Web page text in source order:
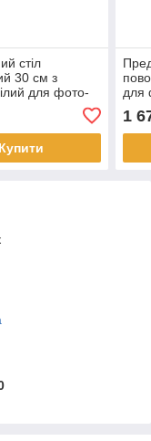
стіл
30 см з
для фото-
Купити
для
1